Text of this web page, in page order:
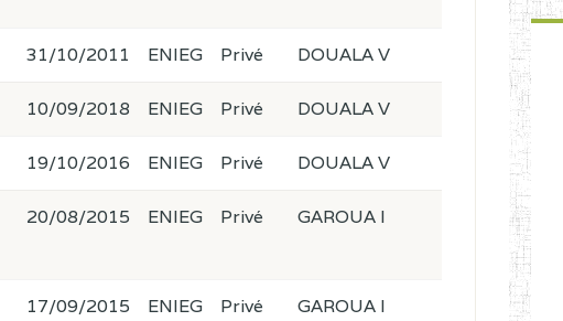
31/10/2011 ENIEG Privé DOUALA V
10/09/2018 ENIEG Privé DOUALA V
19/10/2016 ENIEG Privé DOUALA V
20/08/2015 ENIEG Privé GAROUA I
17/09/2015 ENIEG Privé GAROUA I